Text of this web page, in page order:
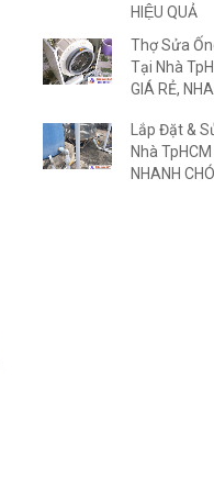
HIỆU QUẢ
Thợ Sửa
Tại Nhà
GIÁ RẺ,
Lắp Đặt &
Nhà
NHANH